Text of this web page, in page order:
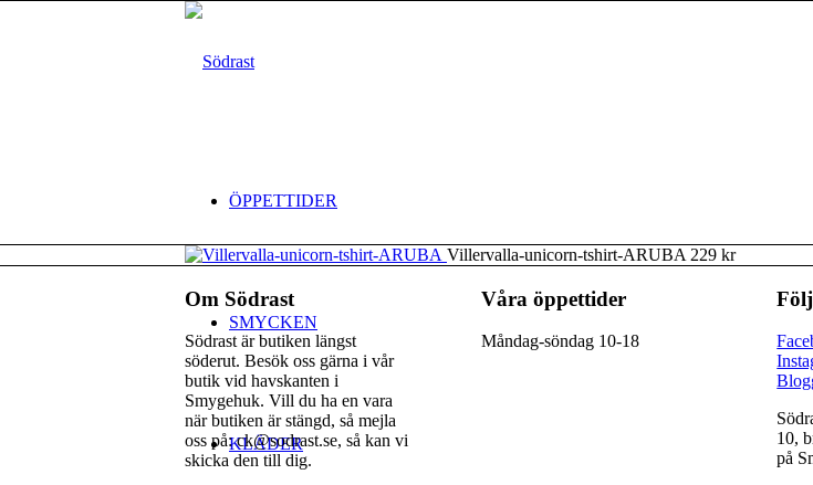
ÖPPETTIDER
SMYCKEN
KLÄDER
Villervalla-unicorn-tshirt-ARUBA 229 kr
Om Södrast
Södrast är butiken längst
söderut. Besök oss gärna i vår
butik vid havskanten i
Smygehuk. Vill du ha en vara
när butiken är stängd, så mejla
oss på: ck@sodrast.se, så kan vi
skicka den till dig.
Våra öppettider
Måndag-söndag 10-18
10,
på